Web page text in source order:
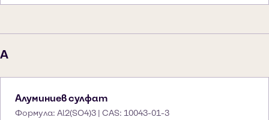
A
Алуминиев сулфат
Формула: Al2(SO4)3 | CAS: 10043-01-3